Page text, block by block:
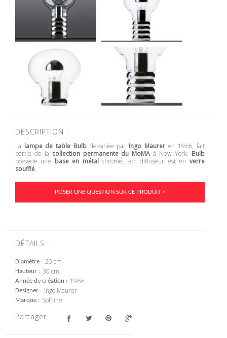
DESCRIPTION :
La lampe de table Bulbdessinée par Ingo Maureren 1966, fait
partie de la collection permanente du MoMA à New York. Bulb
possède une base en métalchromé, son diffuseur est en verre
soufflé.
POSER UNE QUESTION SUR CE PRODUIT >
DÉTAILS :
Diamètre 20 cm
Hauteur 30 cm
Année de création 1966
Designer Ingo Maurer
Marque Softline
Partager